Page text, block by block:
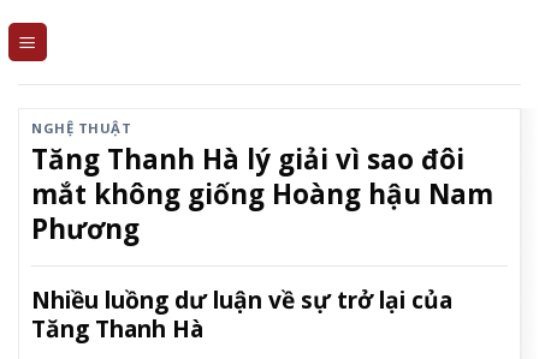
NGHỆ THUẬT
Tăng Thanh Hà lý giải vì sao đôi
mắt không giống Hoàng hậu Nam
Phương
Nhiều luồng dư luận về sự trở lại của
Tăng Thanh Hà